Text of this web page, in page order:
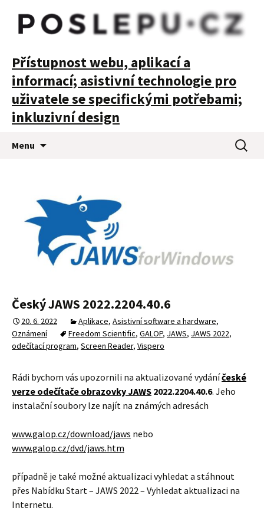
POSLEPU
Přístupnost webu, aplikací a
informací; asistivní technologie pro
uživatele se specifickými potřebami;
inkluzivní design
Menu
Český JAWS 2022.2204.40.6
20. 6. 2022 Aplikace, Asistivní software a hardware,
Oznámení
Freedom Scientific, GALOP, JAWS, JAWS 2022,
odečítací program, Screen Reader, Vispero
Rádi bychom vás upozornili na aktualizované vydáníčeské
verze odečítače obrazovky JAWS 2022.2204.40.6. Jeho
instalační soubory lze najít na známých adresách
www.galop.cz/download/jaws nebo
www.galop.cz/dvd/jaws.htm
případně je také možné aktualizaci vyhledat a stáhnout
přes Nabídku Start – JAWS 2022 – Vyhledat aktualizaci na
Internetu.